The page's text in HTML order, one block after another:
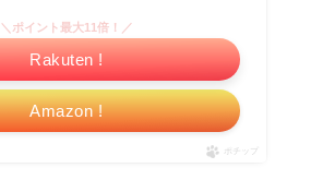
Amazon !
＼ポイント最大11倍！／
Rakuten !
ポチップ